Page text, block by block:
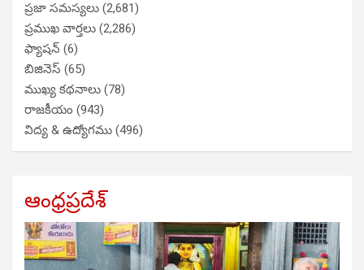
ప్రజా సమస్యలు (2,681)
ప్రముఖ వార్తలు (2,286)
ఫ్యాషన్ (6)
బిజినెస్ (65)
ముఖ్య కథనాలు (78)
రాజకీయం (943)
విద్య & ఉద్యోగము (496)
ఆంధ్రప్రదేశ్